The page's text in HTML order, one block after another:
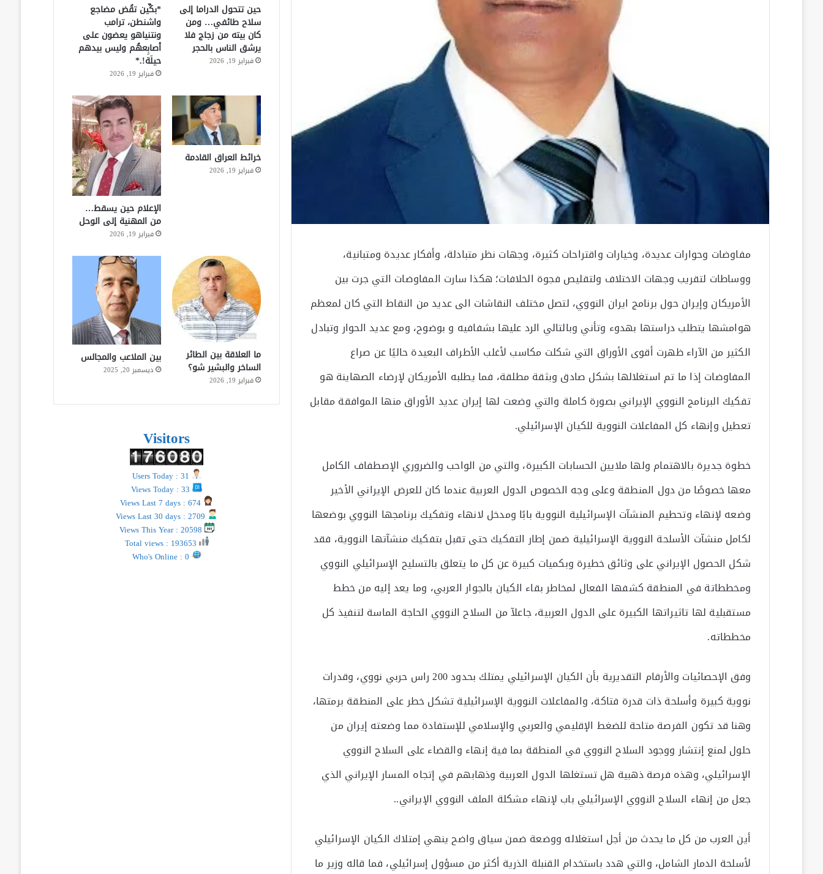
مفاوضات وحوارات عديدة، وخيارات واقتراحات كثيرة، وجهات نظر متبادلة، وأفكار عديدة ومتبانية،
ووساطات لتقريب وجهات الاختلاف ولتقليص فجوة الخلافات؛ هكذا سارت المفاوضات التي جرت بين
الأمريكان وإيران حول برنامج ايران النووي، لتصل مختلف النقاشات الى عديد من النقاط التي كان لمعظم
هوامشها يتطلب دراستها بهدوء وتأني وبالتالي الرد عليها بشفافيه و بوضوح، ومع عديد الحوار وتبادل
الكثير من الآراء ظهرت أقوى الأوراق التي شكلت مكاسب لأغلب الأطراف البعيدة حاليًا عن صراع
المفاوضات إذا ما تم استغلالها بشكل صادق وبثقة مطلقة، فما يطلبه الأمريكان لإرضاء الصهاينة هو
تفكيك البرنامج النووي الإيراني بصورة كاملة والتي وضعت لها إيران عديد الأوراق منها الموافقة مقابل
تعطيل وإنهاء كل المفاعلات النووية للكيان الإسرائيلي.
خطوة جديرة بالاهتمام ولها ملايين الحسابات الكبيرة، والتي من الواحب والضروري الإصطفاف الكامل
معها خصوصًا من دول المنطقة وعلى وجه الخصوص الدول العربية عندما كان للعرض الإيراني الأخير
وضعه لإنهاء وتحطيم المنشآت الإسرائيلية النووية بابًا ومدخل لانهاء وتفكيك برنامجها النووي بوضعها
لكامل منشآت الأسلحة النووية الإسرائيلية ضمن إطار التفكيك حتى تقبل بتفكيك منشآتها النووية، فقد
شكل الحصول الإيراني على وثائق خطيرة وبكميات كبيرة عن كل ما يتعلق بالتسليح الإسرائيلي النووي
ومخططاتة في المنطقة كشفها الفعال لمخاطر بقاء الكيان بالجوار العربي، وما يعد إليه من خطط
مستقبلية لها تاثيراتها الكبيرة على الدول العربية، جاعلآ من السلاح النووي الحاجة الماسة لتنفيذ كل
مخططاته.
وفق الإحصائيات والأرقام التقديرية بأن الكيان الإسرائيلي يمتلك بحدود 200 راس حربي نووي، وقدرات
نووية كبيرة وأسلحة ذات قدرة فتاكة، والمفاعلات النووية الإسرائيلية تشكل خطر على المنطقة برمتها،
وهنا قد تكون الفرصة متاحة للضغط الإقليمي والعربي والإسلامي للإستفادة مما وضعته إيران من
حلول لمنع إنتشار ووجود السلاح النووي في المنطقة بما فية إنهاء والقضاء على السلاح النووي
الإسرائيلي، وهذه فرصة ذهبية هل تستغلها الدول العربية وذهابهم في إتجاه المسار الإيراني الذي
جعل من إنهاء السلاح النووي الإسرائيلي باب لإنهاء مشكلة الملف النووي الإيراني..
أين العرب من كل ما يحدث من أجل استغلاله ووضعة ضمن سياق واضح ينهي إمتلاك الكيان الإسرائيلي
لأسلحة الدمار الشامل، والتي هدد باستخدام القنبلة الذرية أكثر من مسؤول إسرائيلي، فما قاله وزير ما
حين تتحول الدراما إلى
سلاح طائفي… ومن
كان بيته من زجاج فلا
يرشق الناس بالحجر
فبراير 19, 2026
*بكِّين تقُض مضاجع
واشنطن، ترامب
ونتنياهو يعضون على
أصابِعهُم وليس بيدهم
حيلَة!.*
فبراير 19, 2026
خرائط العراق القادمة
فبراير 19, 2026
الإعلام حين يسقط…
من المهنية إلى الوحل
فبراير 19, 2026
ما العلاقة بين الطائر
الساخر والبشير شو؟
فبراير 19, 2026
بين الملاعب والمجالس
ديسمبر 20, 2025
Visitors